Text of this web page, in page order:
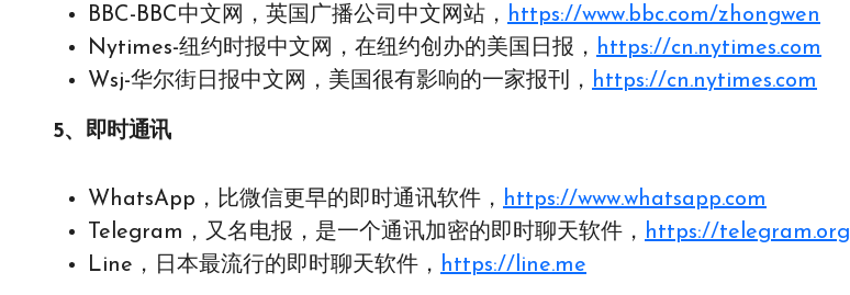
BBC-BBC中文网，英国广播公司中文网站， https://www.bbc.com/zhongwen
Nytimes-纽约时报中文网，在纽约创办的美国日报， https://cn.nytimes.com
Wsj-华尔街日报中文网，美国很有影响的一家报刊， https://cn.nytimes.com
5、即时通讯
WhatsApp，比微信更早的即时通讯软件， https://www.whatsapp.com
Telegram，又名电报，是一个通讯加密的即时聊天软件， https://telegram.org
Line，日本最流行的即时聊天软件， https://line.me